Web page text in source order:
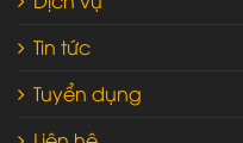
Tin tức
Tuyển dụng